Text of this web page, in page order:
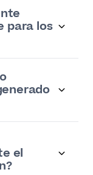
para los
el